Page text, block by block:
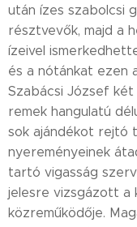
után ízes szabolcsi
résztvevők, majd a
ízeivel
és a nótánkat ezen
Szabácsi József
remek hangulatú
sok ajándékot rejtó
nyereményeinek
tartó vigasság
jelesre vizsgázott a
közreműködője.